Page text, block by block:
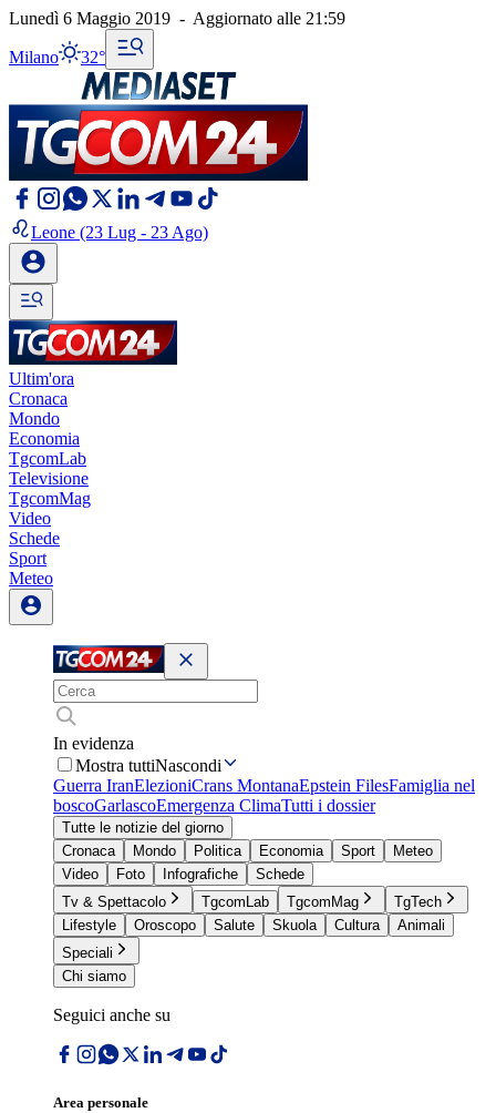
Lunedì 6 Maggio 2019 - Aggiornato alle 21:59
Milano 32°
Leone (23 Lug - 23 Ago)
Ultim'ora
Cronaca
Mondo
Economia
TgcomLab
Televisione
TgcomMag
Video
Schede
Sport
Meteo
In evidenza
Mostra tuttiNascondi
Guerra IranElezioniCrans MontanaEpstein FilesFamiglia nel
boscoGarlascoEmergenza ClimaTutti i dossier
Tutte le notizie del giorno
Cronaca
Mondo Politica Economia Sport
Meteo
Video
Foto Infografiche
Schede
Tv & Spettacolo
TgcomLab TgcomMag
TgTech
Lifestyle
Oroscopo Salute Skuola Cultura
Animali
Speciali
Chi siamo
Seguici anche su
Area personale